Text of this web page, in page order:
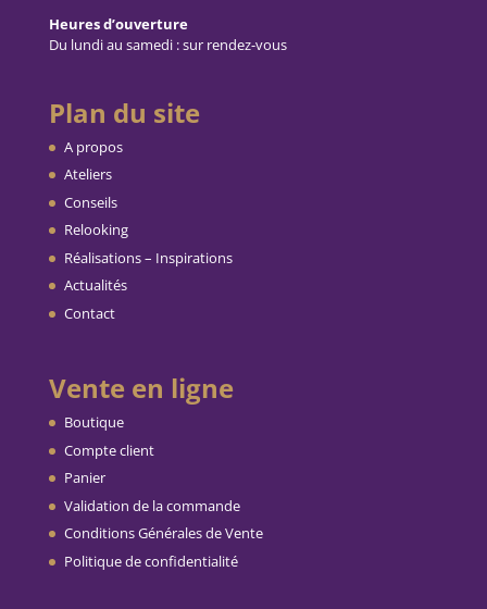
Heures d’ouverture
Du lundi au samedi : sur rendez-vous
Plan du site
A propos
Ateliers
Conseils
Relooking
Réalisations – Inspirations
Actualités
Contact
Vente en ligne
Boutique
Compte client
Panier
Validation de la commande
Conditions Générales de Vente
Politique de confidentialité